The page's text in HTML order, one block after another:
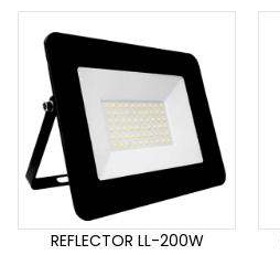
REFLECTOR LL-200W